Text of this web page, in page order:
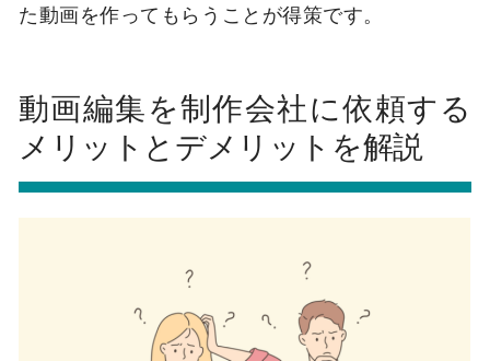
た動画を作ってもらうことが得策です。
動画編集を制作会社に依頼する
メリットとデメリットを解説